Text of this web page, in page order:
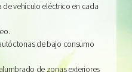
de vehículo eléctrico en cada
de bajo consumo
de zonas exteriores